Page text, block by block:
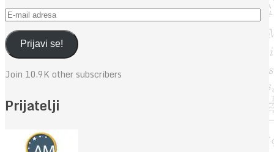
E-
mail
adresaPrijavi se!
Join 10.9K other subscribers
Prijatelji